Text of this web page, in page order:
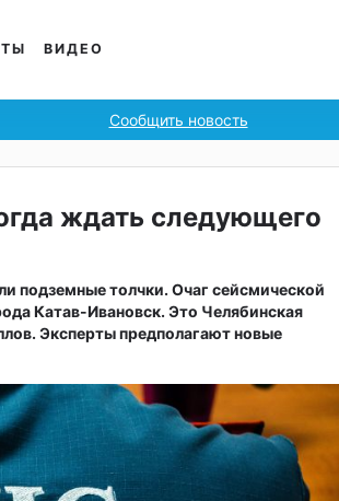
ВИДЕО
Сообщить новость
ждать следующего
подземные толчки. Очаг сейсмической
Катав-Ивановск. Это Челябинская
Эксперты предполагают новые